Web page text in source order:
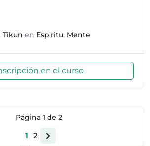
Tikun en Espiritu, Mente
en el curso
Página 1 de 2
1 2
Página